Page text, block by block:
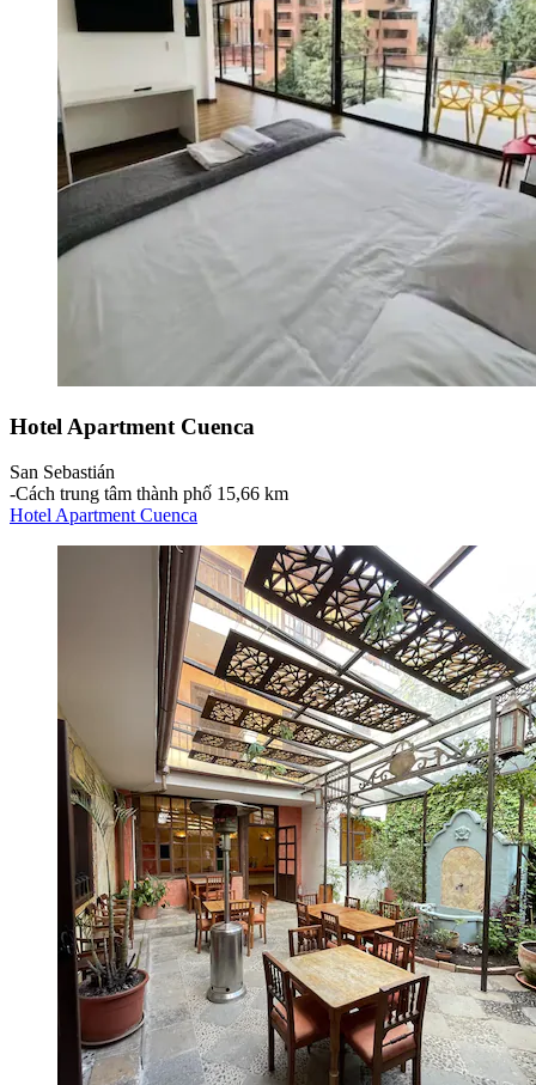
Hotel Apartment Cuenca
San Sebastián
‐Cách trung tâm thành phố 15,66 km
Hotel Apartment Cuenca